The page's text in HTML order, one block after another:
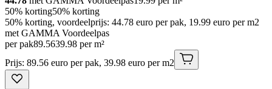
50% korting50% korting
50% korting, voordeelprijs: 44.78 euro per pak, 19.99 euro per m2
met GAMMA Voordeelpas
per pak89.5639.98 per m²
Prijs: 89.56 euro per pak, 39.98 euro per m2